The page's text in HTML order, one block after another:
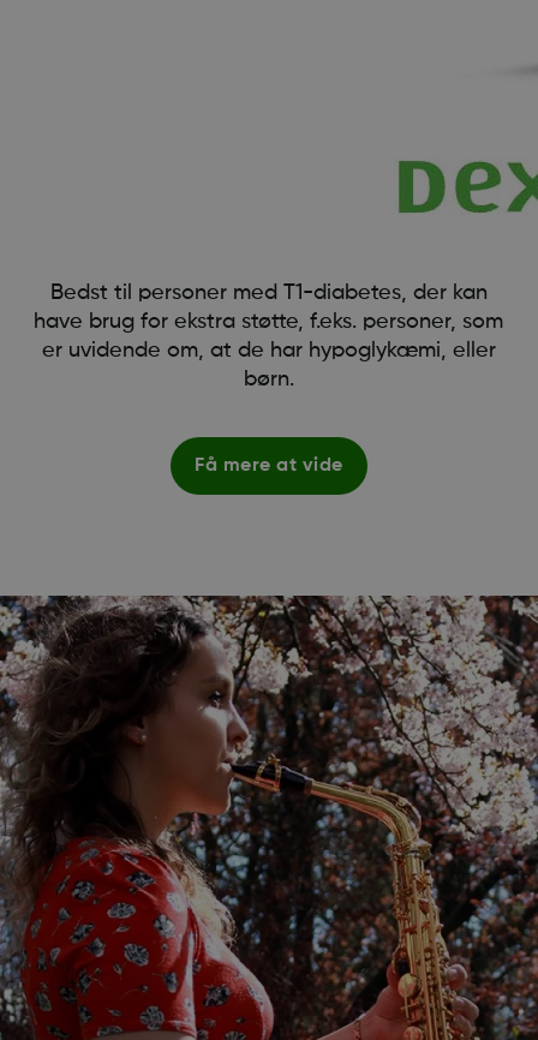
Bedst til personer med T1-diabetes, der kan
have brug for ekstra støtte, f.eks. personer, som
er uvidende om, at de har hypoglykæmi, eller
børn.
Få mere at vide